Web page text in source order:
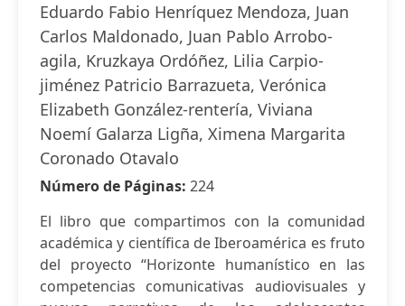
Eduardo Fabio Henríquez Mendoza, Juan
Carlos Maldonado, Juan Pablo Arrobo-
agila, Kruzkaya Ordóñez, Lilia Carpio-
jiménez Patricio Barrazueta, Verónica
Elizabeth González-rentería, Viviana
Noemí Galarza Ligña, Ximena Margarita
Coronado Otavalo
Número de Páginas: 224
El libro que compartimos con la comunidad
académica y científica de Iberoamérica es fruto
del proyecto “Horizonte humanístico en las
competencias comunicativas audiovisuales y